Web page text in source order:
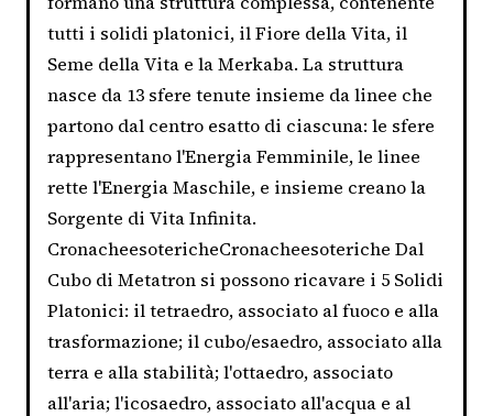
tutti i solidi platonici, il Fiore della Vita, il
Seme della Vita e la Merkaba. La struttura
nasce da 13 sfere tenute insieme da linee che
partono dal centro esatto di ciascuna: le sfere
rappresentano l'Energia Femminile, le linee
rette l'Energia Maschile, e insieme creano la
Sorgente di Vita Infinita.
CronacheesotericheCronacheesoteriche Dal
Cubo di Metatron si possono ricavare i 5 Solidi
Platonici: il tetraedro, associato al fuoco e alla
trasformazione; il cubo/esaedro, associato alla
terra e alla stabilità; l'ottaedro, associato
all'aria; l'icosaedro, associato all'acqua e al